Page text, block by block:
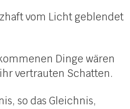
vom Licht geblendet
Dinge wären
vertrauten Schatten.
so das Gleichnis,